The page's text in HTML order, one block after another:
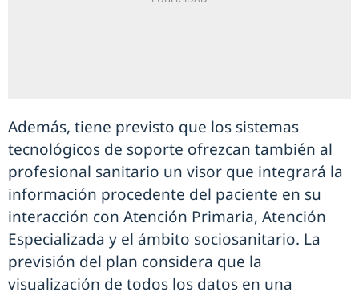
Además, tiene previsto que los sistemas
tecnológicos de soporte ofrezcan también al
profesional sanitario un visor que integrará la
información procedente del paciente en su
interacción con Atención Primaria, Atención
Especializada y el ámbito sociosanitario. La
previsión del plan considera que la
visualización de todos los datos en una